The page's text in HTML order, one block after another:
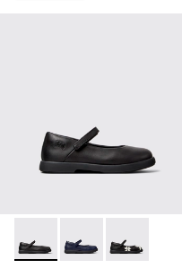
Duet - K800549-003 -
Duet - K800549-
Duet -